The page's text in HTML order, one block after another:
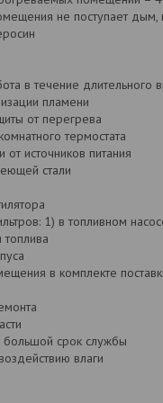
не поступает дым,
в течение длительного
пламени
от перегрева
термостата
источников питания
стали
1) в топливном
в комплекте
большой срок службы
влаги